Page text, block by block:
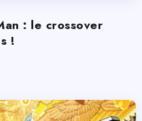
: le crossover
!